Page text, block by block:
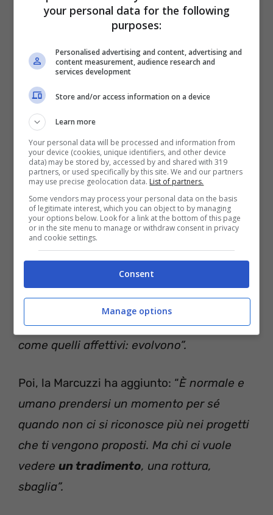
Alessia Marcuzzi e Pier Silvio
Berlusconi, ecco come stanno le cose
“Concedersi una pausa, dopo più di 20 anni
in cui si è lavorato per la stessa azienda,
non significa rinnegare la stima e la
gratitudine
verso chi ha sempre creduto in
te. Mediaset mi ha affidato programmi
importanti, ma i rapporti professionali sono
come quelli affettivi: evolvono”.
Poi, la Marcuzzi ha aggiunto: “È normale e
umano prendersi un momento per sé
quando non ci si riconosce più nei progetti
che ti vengono proposti. Ma chi ci vuole
vedere un tradimento, una rottura,
sbaglia”.
your personal data for the following
purposes:
Personalised advertising and content, advertising and
content measurement, audience research and
services development
Store and/or access information on a device
Learn more
Your personal data will be processed and information from
your device (cookies, unique identifiers, and other device
data) may be stored by, accessed by and shared with 319
partners, or used specifically by this site. We and our partners
may use precise geolocation data. List of partners.
Some vendors may process your personal data on the basis
of legitimate interest, which you can object to by managing
your options below. Look for a link at the bottom of this page
or in the site menu to manage or withdraw consent in privacy
and cookie settings.
Consent
Manage options